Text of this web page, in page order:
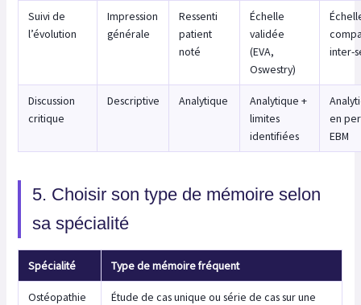
Suivi de
l’évolution
Impression
générale
Ressenti
patient
noté
Échelle
validée
(EVA,
Oswestry)
inter-
Discussion
critique
Descriptive Analytique
Analytique +
limites
identifiées
en
EBM
5. Choisir son type de mémoire selon
sa spécialité
Spécialité Type de mémoire fréquent
Ostéopathie
Étude de cas unique ou série de cas sur une